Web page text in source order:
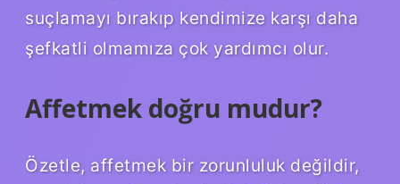
suçlamayı bırakıp kendimize karşı daha
şefkatli olmamıza çok yardımcı olur.
Affetmek doğru mudur?
Özetle, affetmek bir zorunluluk değildir,